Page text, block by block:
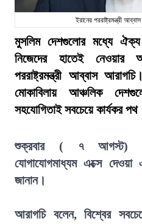
ইরানের পররাষ্ট্রমন্ত্রী
মুসলিম দেশগুলোর মধ্যে ঐক্য
নিজেদের হাতেই নেওয়ার
পররাষ্ট্রমন্ত্রী আব্বাস
মোকাবিলায় আঞ্চলিক
সহযোগিতাই সবচেয়ে কার্যকর
শুক্রবার ( ৭ আগস্ট)
যোগাযোগমাধ্যম এক্সে
জানান।
আরাগচি বলেন, বিশ্বের